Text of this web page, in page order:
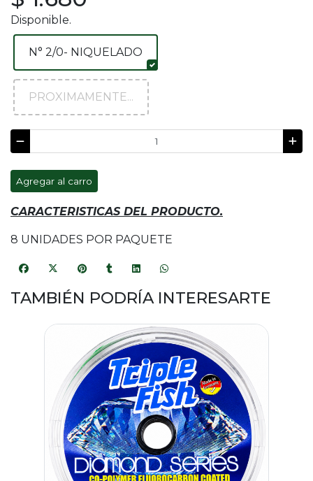
Disponible.
N° 2/0- NIQUELADO
PROXIMAMENTE...
Agregar al carro
CARACTERISTICAS DEL PRODUCTO.
8 UNIDADES POR PAQUETE
TAMBIÉN PODRÍA INTERESARTE